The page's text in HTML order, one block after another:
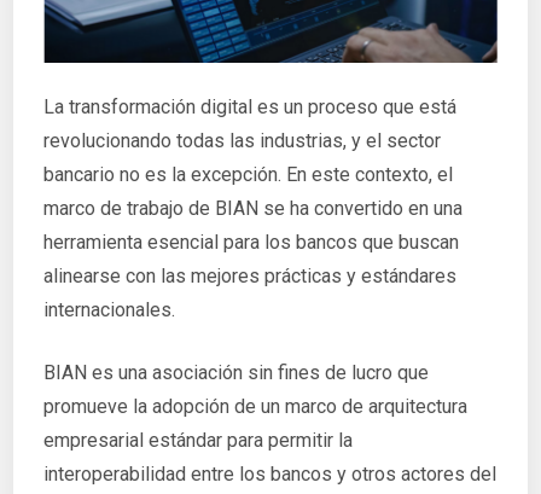
La transformación digital es un proceso que está
revolucionando todas las industrias, y el sector
bancario no es la excepción. En este contexto, el
marco de trabajo de BIAN se ha convertido en una
herramienta esencial para los bancos que buscan
alinearse con las mejores prácticas y estándares
internacionales.
BIAN es una asociación sin fines de lucro que
promueve la adopción de un marco de arquitectura
empresarial estándar para permitir la
interoperabilidad entre los bancos y otros actores del